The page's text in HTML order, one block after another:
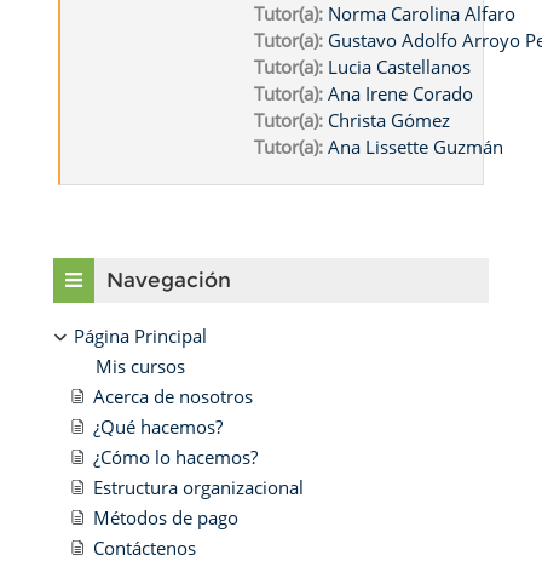
Tutor(a): Norma Carolina Alfaro
Tutor(a): Gustavo Adolfo Arroyo
Tutor(a): Lucia Castellanos
Tutor(a): Ana Irene Corado
Tutor(a): Christa Gómez
Tutor(a): Ana Lissette Guzmán
Bloques
Navegación
Página Principal
Mis cursos
Acerca de nosotros
¿Qué hacemos?
¿Cómo lo hacemos?
Estructura organizacional
Métodos de pago
Contáctenos